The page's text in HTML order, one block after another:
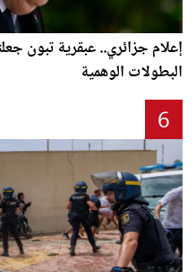
إعلام جزائري.. عبقرية تبون
البطولات الوهمية
6